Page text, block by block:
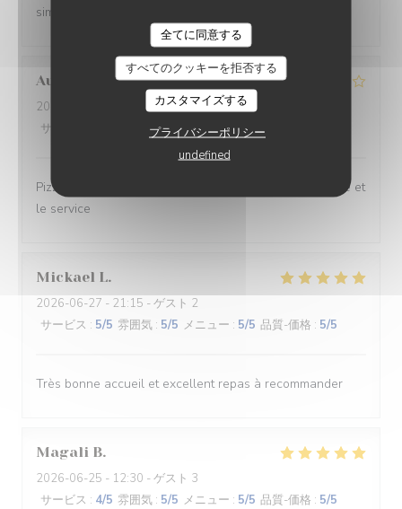
全てに同意する
すべてのクッキーを拒否する
カスタマイズする
プライバシーポリシー
undefined
simplicité. On ne peut pas rêver meilleur moment.
Aurélien
2026-06-27
- 19:15 - ゲスト 3
サービス
雰囲気:3/5 メニュー :4/5 品質-価格
Pizzeria simple. De l’attente pour la prise de commande et
le service
Mickael L
2026-06-27 - 21:15 - ゲスト 2
サービス : 5/5 雰囲気 : 5/5 メニュー : 5/5 品質-価格 : 5/5
Très bonne accueil et excellent repas à recommander
Magali B
2026-06-25 - 12:30 - ゲスト 3
サービス : 4/5 雰囲気 : 5/5 メニュー : 5/5 品質-価格 : 5/5